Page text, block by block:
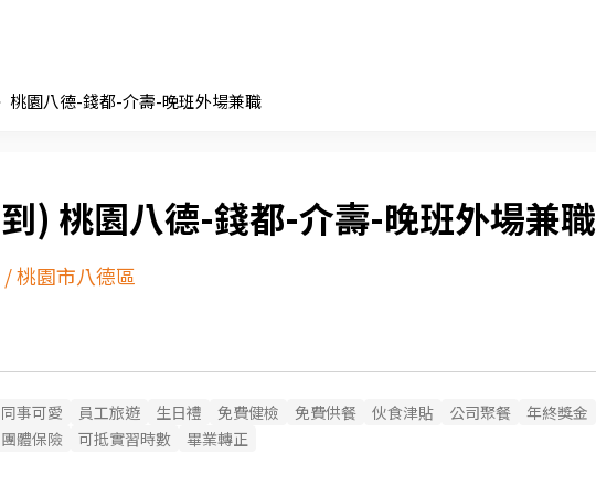
桃園八德-錢都-介壽-晚班外場兼職
桃園八德-錢都-介壽-晚班外場兼職
/桃園市八德區
同事可愛 員工旅遊 生日禮 免費健檢 免費供餐 伙食津貼 公司聚餐 年終獎金
團體保險 可抵實習時數 畢業轉正